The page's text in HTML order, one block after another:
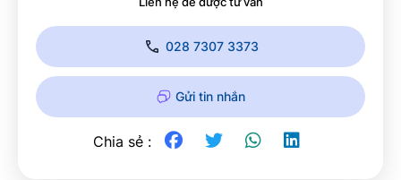
028 7307 3373
Gửi tin nhắn
Chia sẻ :